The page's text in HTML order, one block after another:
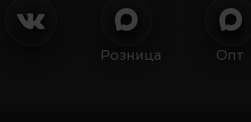
Розница Опт